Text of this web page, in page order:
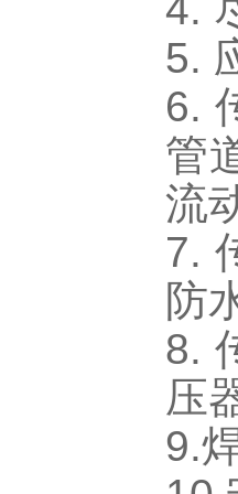
5.
6.
管
流
7.
防
8.
压
9.